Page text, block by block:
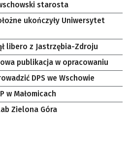
starosta
ukończyły Uniwersytet
libero z Jastrzębia-Zdroju
publikacja w opracowaniu
DPS we Wschowie
w Małomicach
Zielona Góra